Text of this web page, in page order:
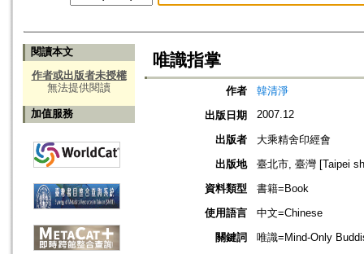
閱讀本文
作者或出版者未授權
無法提供閱讀
加值服務
唯識指掌
作者
韓清淨
出版日期
2007.12
出版者
大乘精舍印經會
出版地
臺北市, 臺灣 [Taipei
資料類型
書籍=Book
使用語言
中文=Chinese
關鍵詞
唯識=Mind-Only